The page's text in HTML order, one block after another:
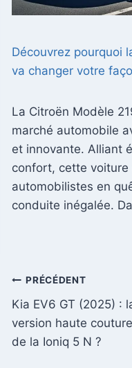
Découvrez pourquoi
va changer votre
La Citroën Modèle
marché automobile
et innovante. Alliant
confort, cette
automobilistes en
conduite inégalée.
Navigation
de
l’article
PRÉCÉDENT
Kia EV6 GT (2025) :
version haute couture
de la Ioniq 5 N ?